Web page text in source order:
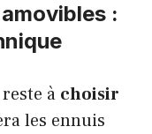
:
à choisir
les ennuis